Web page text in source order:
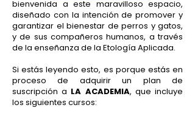
bienvenida a este maravilloso espacio,
diseñado con la intención de promover y
garantizar el bienestar de perros y gatos,
y de sus compañeros humanos, a través
de la enseñanza de la Etología Aplicada.
Si estás leyendo esto, es porque estás en
proceso de adquirir un plan de
suscripción a LA ACADEMIA, que incluye
los siguientes cursos: